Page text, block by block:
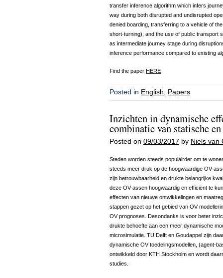
transfer inference algorithm which infers
way during both disrupted and undisrupted
denied boarding, transferring to a vehicle of
short-turning), and the use of public transport
as intermediate journey stage during
inference performance compared to existing
Find the paper HERE
Posted in English, Papers
Inzichten in dynamische
combinatie van statische
Posted on 09/03/2017 by Niels van
Steden worden steeds populairder om te
steeds meer druk op de hoogwaardige OV-
zijn betrouwbaarheid en drukte belangrijke
deze OV-assen hoogwaardig en efficiënt te
effecten van nieuwe ontwikkelingen en
stappen gezet op het gebied van OV
OV prognoses. Desondanks is voor beter
drukte behoefte aan een meer dynamische
microsimulatie. TU Delft en Goudappel zijn
dynamische OV toedelingsmodellen, (agent-
ontwikkeld door KTH Stockholm en wordt
studies.